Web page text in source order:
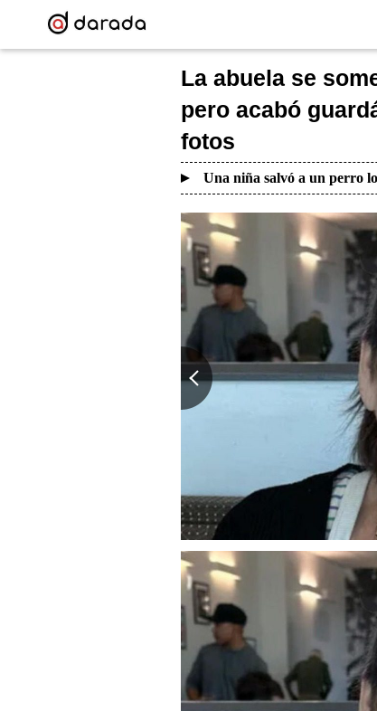
La abuela se
pero acabó
fotos
Una niña salvó a un perro